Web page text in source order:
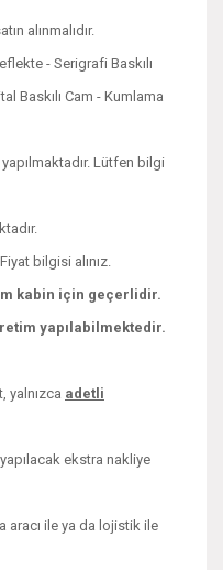
alınmalıdır.
- Serigrafi Baskılı
Baskılı Cam - Kumlama
Lütfen bilgi
bilgisi alınız.
kabin için geçerlidir.
yapılabilmektedir.
yalnızca adetli
ekstra nakliye
aracı ile ya da lojistik ile